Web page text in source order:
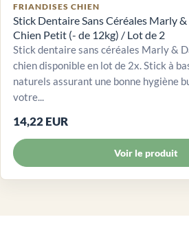
FRIANDISES CHIEN
Stick Dentaire Sans Céréales Marly
Chien Petit (- de 12kg) / Lot de 2
Stick dentaire sans céréales Marly &
chien disponible en lot de 2x. Stick à
naturels assurant une bonne hygiène
votre...
14,22 EUR
Voir le produit